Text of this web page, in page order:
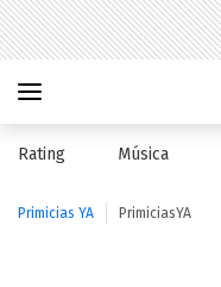
Rating Música
Primicias YA PrimiciasYA